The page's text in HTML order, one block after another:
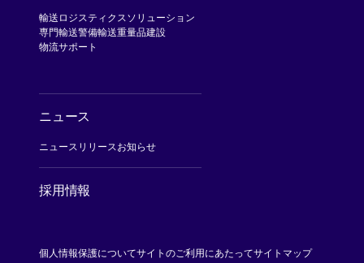
輸送 ロジスティクスソリューション
専門輸送警備輸送重量品建設
物流サポート
ニュース
ニュースリリースお知らせ
採用情報
個人情報保護についてサイトのご利用にあたってサイトマップ